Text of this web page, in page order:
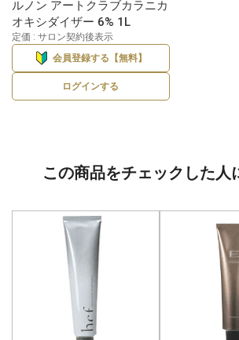
ルノン アートクラブカラニカ
オキシダイザー 6% 1L
定価 : サロン契約後表示
会員登録する【無料】
ログインする
この商品をチェックした人